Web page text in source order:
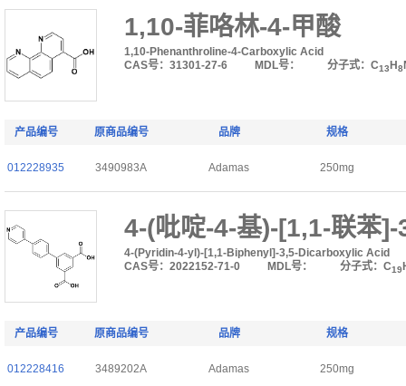
1,10-菲咯林-4-甲酸
1,10-Phenanthroline-4-Carboxylic Acid
CAS号：31301-27-6
MDL号： 分子式：C13 H 8
产品编号 原商品编号 品牌 规格
012228935 3490983A Adamas 250mg
4-(吡啶-4-基)-[1,1-联苯]-
4-(Pyridin-4-yl)-[1,1-Biphenyl]-3,5-Dicarboxylic Acid
CAS号：2022152-71-0
MDL号： 分子式：C19
产品编号 原商品编号 品牌 规格
012228416 3489202A Adamas 250mg